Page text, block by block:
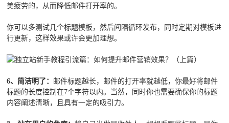
美疲劳的，从而降低邮件打开率的。
你可以多测试几个标题模板，然后间隔循环发布，同时定期对模板进
行更新，这样效果或许会更加理想。
6、简洁明了：
邮件标题越长，邮件的打开率就越低，你最好将邮件
标题的长度控制在7个字符以内。当然，同时你也需要确保你的标题
内容阐述清晰，且具有一定的吸引力。